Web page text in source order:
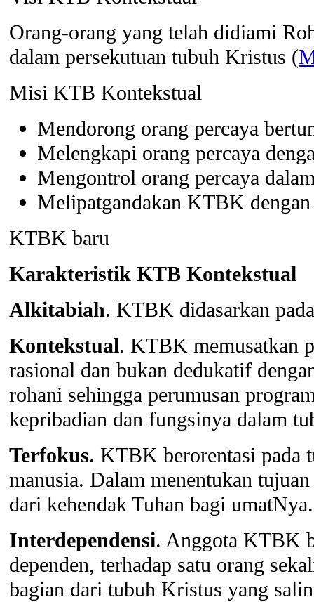
Orang-orang yang telah didiami
dalam persekutuan tubuh Kristus (
Misi KTB Kontekstual
Mendorong orang percaya
Melengkapi orang percaya
Mengontrol orang percaya
Melipatgandakan KTBK
KTBK baru
Karakteristik KTB Kontekstual
Alkitabiah. KTBK didasarkan
Kontekstual. KTBK memusatkan
rasional dan bukan dedukatif
rohani sehingga perumusan
kepribadian dan fungsinya dalam
Terfokus. KTBK berorentasi pada
manusia. Dalam menentukan
dari kehendak Tuhan bagi umatNya.
Interdependensi. Anggota KTBK
dependen, terhadap satu orang
bagian dari tubuh Kristus yang